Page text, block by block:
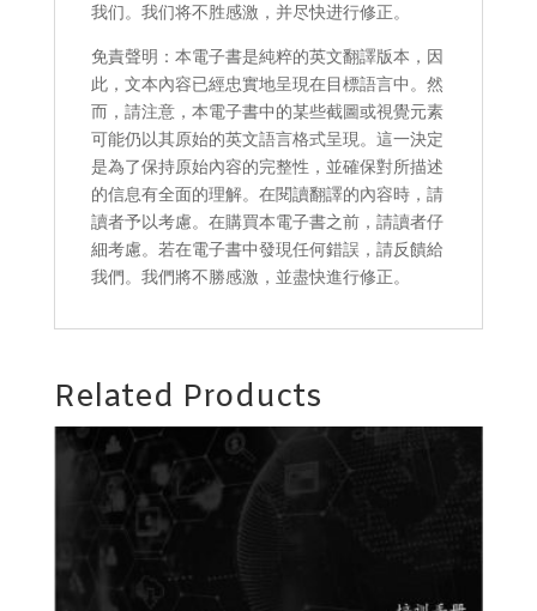
我们。我们将不胜感激，并尽快进行修正。
免責聲明：本電子書是純粹的英文翻譯版本，因
此，文本內容已經忠實地呈現在目標語言中。然
而，請注意，本電子書中的某些截圖或視覺元素
可能仍以其原始的英文語言格式呈現。這一決定
是為了保持原始內容的完整性，並確保對所描述
的信息有全面的理解。在閱讀翻譯的內容時，請
讀者予以考慮。在購買本電子書之前，請讀者仔
細考慮。若在電子書中發現任何錯誤，請反饋給
我們。我們將不勝感激，並盡快進行修正。
Related Products